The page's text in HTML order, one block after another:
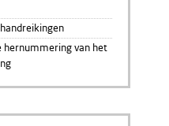
hernummering van het